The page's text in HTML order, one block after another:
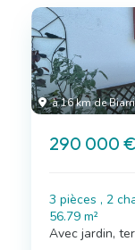
à 16 km de
290 000 €
3 pièces , 2
56.79 m²
Avec jardin,